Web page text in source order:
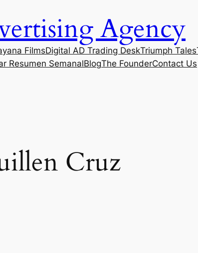
Agency
FilmsDigital AD Trading DeskTriumph Tales
Resumen SemanalBlogThe FounderContact Us
Cruz